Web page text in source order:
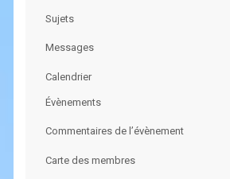
Sujets
Messages
Calendrier
Évènements
Commentaires de l’évènement
Carte des membres